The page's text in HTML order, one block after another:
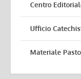
Centro
Ufficio
Materiale